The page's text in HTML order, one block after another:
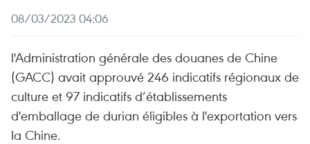
08/03/2023 04:06
l'Administration générale des douanes de Chine
(GACC) avait approuvé 246 indicatifs régionaux de
culture et 97 indicatifs d’établissements
d'emballage de durian éligibles à l'exportation vers
la Chine.